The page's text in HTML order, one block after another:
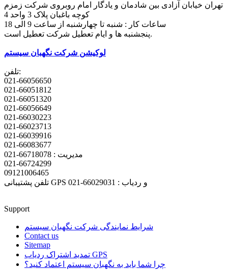
تهران خیابان آزادی بین شادمان و یادگار امام روبروی شرکت زمزم
کوچه باغبان پلاک 3 واحد 4
پنجشنبه ها و ایام تعطیل شرکت تعطیل است.
لوکیشن شرکت نگهبان سیستم
تلفن:
021-66056650
021-66051812
021-66051320
021-66056649
021-66030223
021-66023713
021-66039916
021-66083677
مدیریت : 66718078-021
021-66724299
09121006465
تلفن پشتیبانی GPS و ردیاب : 66029031-021
Support
شرایط نمایندگی شرکت نگهبان سیستم
Contact us
Sitemap
تمدید اشتراک ردیاب GPS
چرا شما باید به نگهبان سیستم اعتماد کنید؟